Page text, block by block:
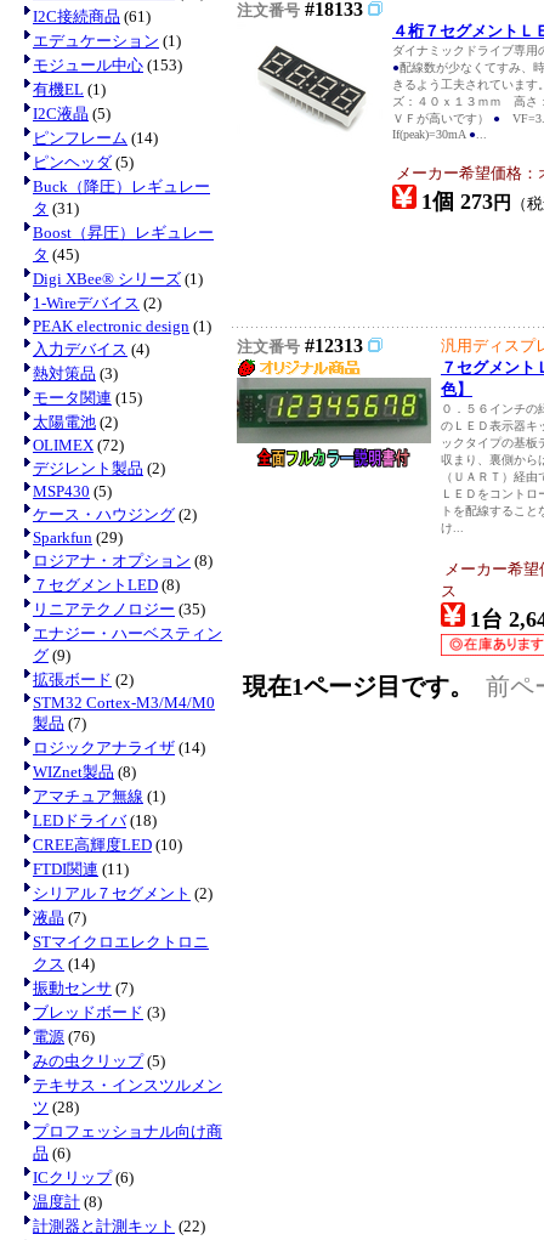
I2C接続商品 (61)
エデュケーション (1)
モジュール中心 (153)
有機EL (1)
I2C液晶 (5)
ピンフレーム (14)
ピンヘッダ (5)
Buck（降圧）レギュレー
タ (31)
Boost（昇圧）レギュレー
タ (45)
Digi XBee® シリーズ (1)
1-Wireデバイス (2)
PEAK electronic design (1)
入力デバイス (4)
熱対策品 (3)
モータ関連 (15)
太陽電池 (2)
OLIMEX (72)
デジレント製品 (2)
MSP430 (5)
ケース・ハウジング (2)
Sparkfun (29)
ロジアナ・オプション (8)
７セグメントLED (8)
リニアテクノロジー (35)
エナジー・ハーベスティン
グ (9)
拡張ボード (2)
STM32 Cortex-M3/M4/M0
製品 (7)
ロジックアナライザ (14)
WIZnet製品 (8)
アマチュア無線 (1)
LEDドライバ(18)
CREE高輝度LED (10)
FTDI関連 (11)
シリアル７セグメント (2)
液晶 (7)
STマイクロエレクトロニ
クス (14)
振動センサ (7)
ブレッドボード (3)
電源 (76)
みの虫クリップ(5)
テキサス・インスツルメン
ツ (28)
プロフェッショナル向け商
品 (6)
ICクリップ(6)
温度計 (8)
計測器と計測キット (22)
注文番号 #18133
４桁７セグメントＬ
ダイナミックドライブ専用
●配線数が少なくてすみ、
きるよう工夫されています
ズ：４０ｘ１３ｍｍ 高さ
ＶＦが高いです） ●
If(peak)=30mA ●
メーカー希望価格
1個 273円 （
注文番号 #12313
汎用ディスプ
７セグメント
色】
０．５６インチの
のＬＥＤ表示器キ
ックタイプの基板
収まり、裏側から
（ＵＡＲＴ）経
ＬＥＤをコント
トを配線すること
け...
メーカー希
ス
1台
現在1ページ目です。 前ペ